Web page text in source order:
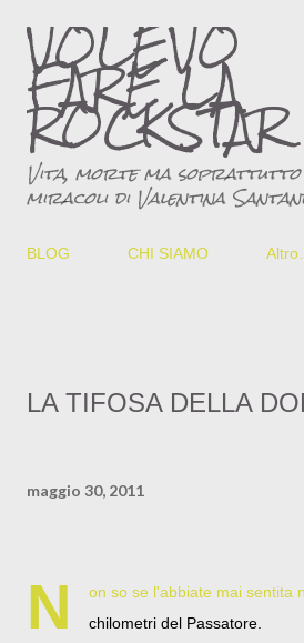
Passa ai contenuti
VOLEVO
FARE LA
ROCKSTAR
Vita, morte ma soprattutto
miracoli di Valentina
BLOG CHI SIAMO Altro…
LA TIFOSA DELLA
maggio 30, 2011
N
on so se l'abbiate mai sentita
chilometri del Passatore.